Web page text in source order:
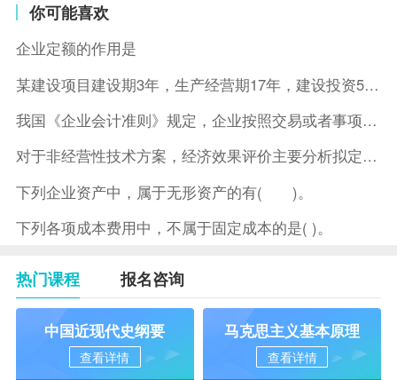
你可能喜欢
企业定额的作用是
某建设项目建设期3年，生产经营期17年，建设投资5500万元
我国《企业会计准则》规定，企业按照交易或者事项的经济特征确定
对于非经营性技术方案，经济效果评价主要分析拟定方案的( )。
下列企业资产中，属于无形资产的有( )。
下列各项成本费用中，不属于固定成本的是( )。
热门课程 报名咨询
中国近现代史纲要
查看详情
马克思主义基本原理
查看详情